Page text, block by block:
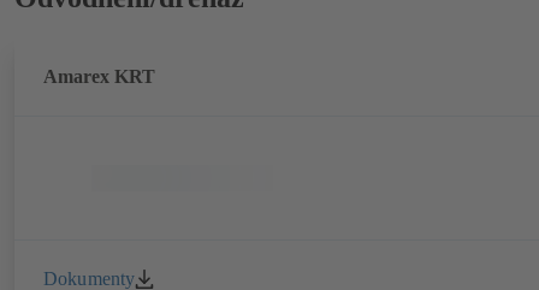
Amarex KRT
Dokumenty